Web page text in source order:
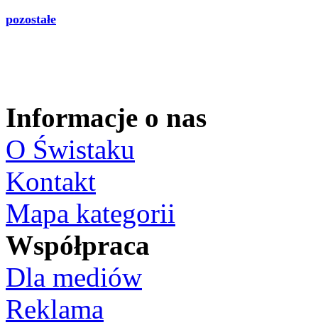
pozostałe
Informacje o nas
O Świstaku
Kontakt
Mapa kategorii
Współpraca
Dla mediów
Reklama